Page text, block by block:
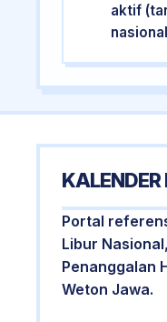
aktif
Portal
Libur
Penanggalan
Weton Jawa.